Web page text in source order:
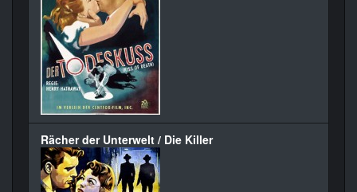
Rächer der Unterwelt / Die Killer